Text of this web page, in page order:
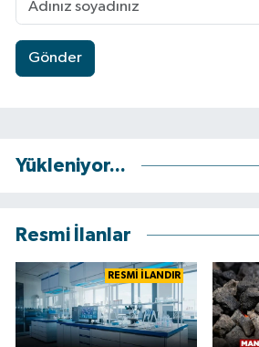
Gönder
Yükleniyor...
Resmi İlanlar
RESMİ İLANDIR